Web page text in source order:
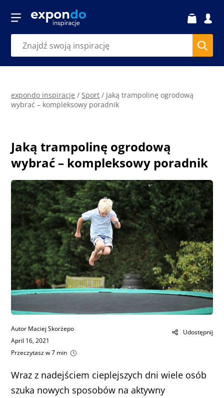
expondo inspiracje /Sport / Jaką trampolinę ogrodową
wybrać – kompleksowy poradnik
Jaką trampolinę ogrodową
wybrać – kompleksowy poradnik
Wraz z nadejściem cieplejszych dni wiele osób
szuka nowych sposobów na aktywny
Udostępnij
Autor Maciej Skorżepo
April 16, 2021
Przeczytasz w 7 min